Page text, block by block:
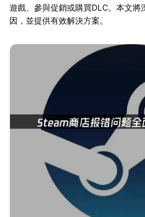
遊戲、參與促銷或購買DLC。本文
因，並提供有效解決方案。